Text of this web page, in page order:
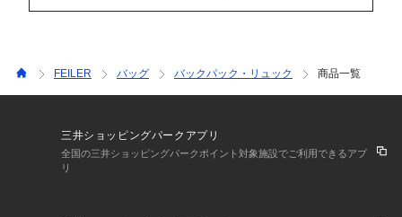
FEILER バッグ バックパック・リュック 商品一覧
三井ショッピングパークアプリ
全国の三井ショッピングパークポイント対象施設でご利用できるアプ
リ